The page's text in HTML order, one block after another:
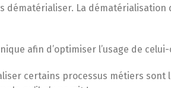
La
afin d’optimiser l’usage de celui-
certains processus métiers sont